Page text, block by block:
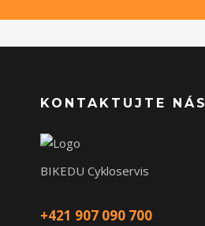
KONTAKTUJTE NÁS
BIKEDU Cykloservis
+421 907 090 700